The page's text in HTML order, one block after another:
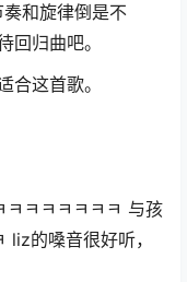
和旋律倒是不
回归曲吧。
合这首歌。
ㅋㅋㅋㅋㅋㅋ 与孩
liz的嗓音很好听，